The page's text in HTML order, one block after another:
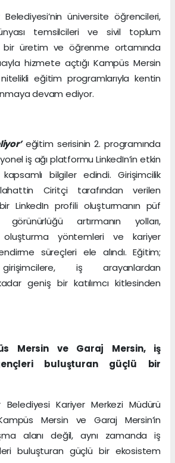
Belediyesi’nin üniversite öğrencileri,
temsilcileri ve sivil toplum
bir üretim ve öğrenme ortamında
hizmete açtığı Kampüs Mersin
eğitim programlarıyla kentin
devam ediyor.
eğitim serisinin 2. programında
iş ağı platformu LinkedIn’in etkin
kapsamlı bilgiler edindi. Girişimcilik
Ciritçi tarafından verilen
LinkedIn profili oluşturmanın püf
artırmanın yolları,
yöntemleri ve kariyer
süreçleri ele alındı. Eğitim;
iş arayanlardan
geniş bir katılımcı kitlesinden
Mersin ve Garaj Mersin, iş
buluşturan güçlü bir
Belediyesi Kariyer Merkezi Müdürü
Mersin ve Garaj Mersin’in
alanı değil, aynı zamanda iş
buluşturan güçlü bir ekosistem